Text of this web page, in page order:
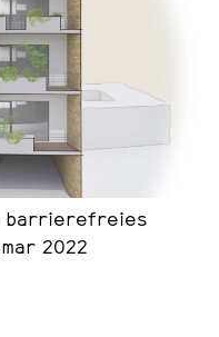
barrierefreies
2022